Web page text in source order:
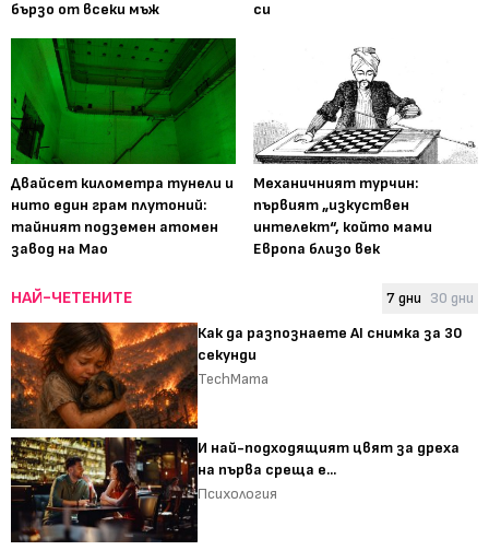
бързо от всеки мъж
си
Двайсет километра тунели и
нито един грам плутоний:
тайният подземен атомен
завод на Мао
Механичният турчин:
първият „изкуствен
интелект“, който мами
Европа близо век
НАЙ-ЧЕТЕНИТЕ 7 дни 30 дни
Как да разпознаете AI снимка за 30
секунди
TechMama
И най-подходящият цвят за дреха
на първа среща е...
Психология